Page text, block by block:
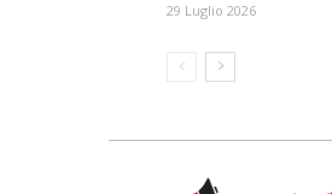
29 Luglio 2026